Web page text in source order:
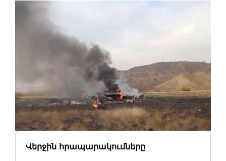
Վերջին հրապարակումները